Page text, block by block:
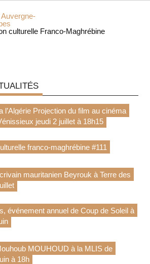
Coup
culturelle Franco-Maghrébine
l’Algérie Projection du film au cinéma
jeudi 2 juillet à 18h15
franco-maghrébine #111
mauritanien Beyrouk à Terre des
événement annuel de Coup de Soleil à
MOUHOUD à la MLIS de
à 18h